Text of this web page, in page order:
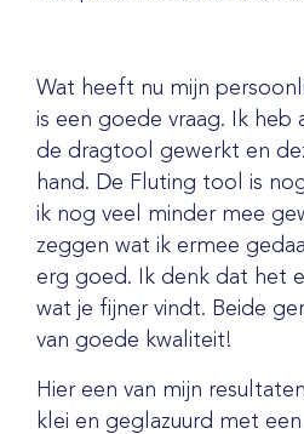
Wat heeft nu mijn
is een goede vraag. Ik heb
de dragtool gewerkt en
hand. De Fluting tool is
ik nog veel minder mee
zeggen wat ik ermee
erg goed. Ik denk dat het
wat je fijner vindt. Beide
van goede kwaliteit!
Hier een van mijn
klei en geglazuurd met